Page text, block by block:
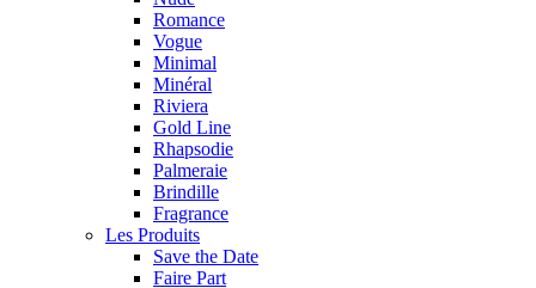
Romance
Vogue
Minimal
Minéral
Riviera
Gold Line
Rhapsodie
Palmeraie
Brindille
Fragrance
Les Produits
Save the Date
Faire Part